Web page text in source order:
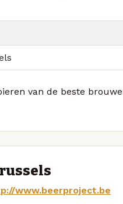
van de beste
www.beerproject.be